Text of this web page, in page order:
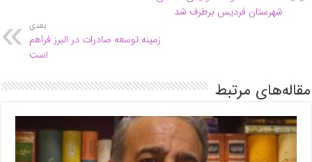
شهرستان فردیس برطرف شد
بعدی
زمینه توسعه صادرات در البرز فراهم‌
است
مقاله‌های مرتبط